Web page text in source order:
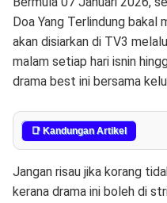
Doa Yang Terlindung bakal
akan disiarkan di TV3
malam setiap hari isnin
drama best ini bersama
📑 Kandungan Artikel
Jangan risau jika korang
kerana drama ini boleh di